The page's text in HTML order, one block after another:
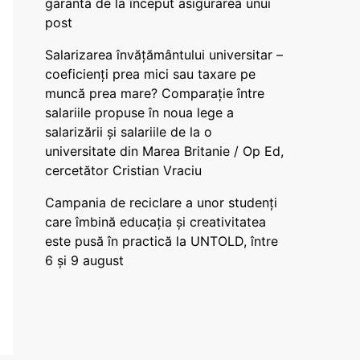
garanta de la început asigurarea unui
post
Salarizarea învățământului universitar –
coeficienți prea mici sau taxare pe
muncă prea mare? Comparație între
salariile propuse în noua lege a
salarizării și salariile de la o
universitate din Marea Britanie / Op Ed,
cercetător Cristian Vraciu
Campania de reciclare a unor studenți
care îmbină educația și creativitatea
este pusă în practică la UNTOLD, între
6 și 9 august